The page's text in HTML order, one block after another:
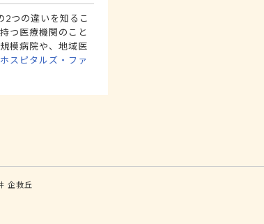
つの違いを知るこ
つ医療機関のこと
模病院や、地域医
スピタルズ・ファ
企救丘